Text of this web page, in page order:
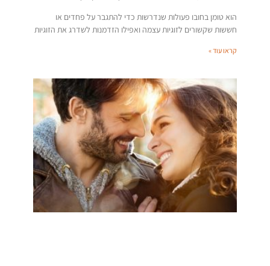
הוא טומן בחובו פעולות שנדרשות כדי להתגבר על פחדים או
חששות שקשורים לזוגיות עצמה ואפילו הזדמנות לשדרג את הזוגיות
קראו עוד »